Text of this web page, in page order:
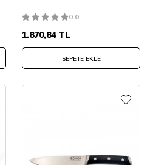
0.0
1.870,84TL
SEPETE EKLE